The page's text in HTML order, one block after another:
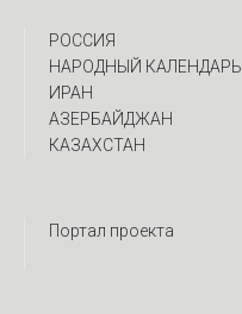
РОССИЯ
НАРОДНЫЙ КАЛЕНДАРЬ
ИРАН
АЗЕРБАЙДЖАН
КАЗАХСТАН
Портал проекта